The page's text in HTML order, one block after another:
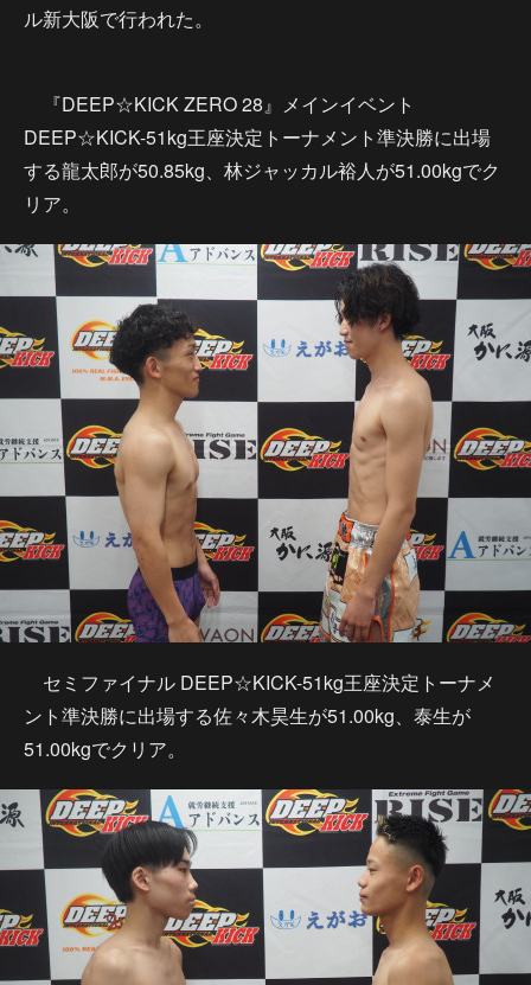
ル新大阪で行われた。
『DEEP☆KICK ZERO 28』メインイベント
DEEP☆KICK-51kg王座決定トーナメント準決勝に出場
する龍太郎が50.85kg、林ジャッカル裕人が51.00kgでク
リア。
セミファイナル DEEP☆KICK-51kg王座決定トーナメ
ント準決勝に出場する佐々木昊生が51.00kg、泰生が
51.00kgでクリア。